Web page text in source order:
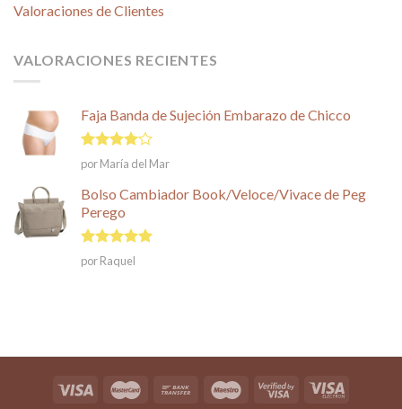
Valoraciones de Clientes
VALORACIONES RECIENTES
Faja Banda de Sujeción Embarazo de Chicco
Valorado
en
5
por María del Mar
Bolso Cambiador Book/Veloce/Vivace de Peg
Perego
Valorado en
5
de 5
por Raquel